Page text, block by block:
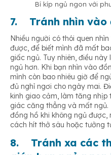
Bí kíp ngủ ngon với
7. Tránh nhìn vào
Nhiều người có thói quen
được, để biết mình đã mất
giấc ngủ. Tuy nhiên, điều
ngủ hơn. Khi bạn nhìn vào
mình còn bao nhiêu giờ để
đủ nghỉ ngơi cho ngày mai.
kinh giao cảm, làm tăng
giác căng thẳng và mất ngủ.
đồng hồ khi không ngủ
cách hít thở sâu hoặc tưởng
8. Tránh xa các